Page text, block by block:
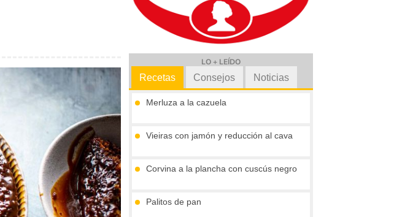
LO + LEÍDO
Recetas
Merluza a la cazuela
Vieiras con jamón y reducción al cava
Corvina a la plancha con cuscús negro
Palitos de pan
Consejos Noticias